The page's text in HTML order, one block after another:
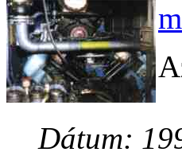
Dátum: